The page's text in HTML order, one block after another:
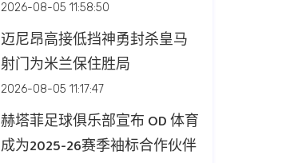
2026-08-05 11:58:50
迈尼昂高接低挡神勇封杀皇马
射门为米兰保住胜局
2026-08-05 11:17:47
赫塔菲足球俱乐部宣布 OD 体育
成为2025-26赛季袖标合作伙伴